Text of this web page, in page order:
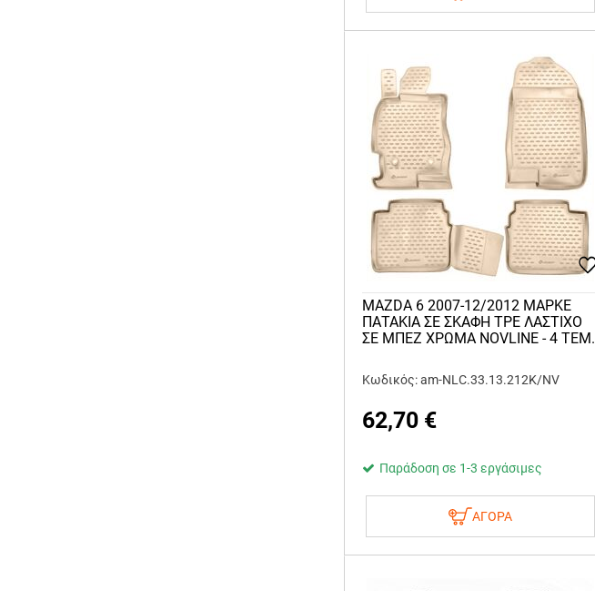
MAZDA 6 2007-12/2012 ΜΑΡΚΕ
ΠΑΤΑΚΙΑ ΣΕ ΣΚΑΦΗ TPE ΛΑΣΤΙΧΟ
ΣΕ ΜΠΕΖ ΧΡΩΜΑ NOVLINE - 4 ΤΕΜ.
Κωδικός: am-NLC.33.13.212K/NV
62,70 €
Παράδοση σε 1-3 εργάσιμες
ΑΓΟΡΑ